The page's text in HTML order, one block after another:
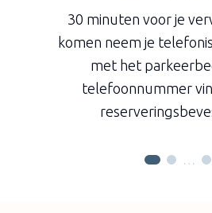
nemen. De chauffeur zal uw
parkeerplaats.
De dag van terugkomst: Bij
proces zich herhalen en u kunt
weer uw reis vervolgen.
30 minuten voor je
komen neem je
met het
telefoonnummer
…